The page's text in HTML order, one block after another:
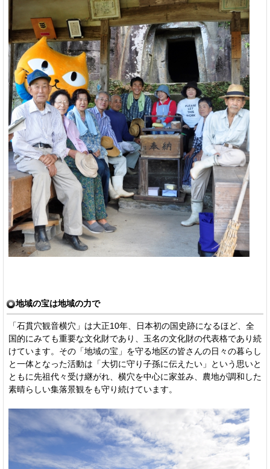
地域の宝は地域の力で
「石貫穴観音横穴」は大正10年、日本初の国史跡になるほど、全
国的にみても重要な文化財であり、玉名の文化財の代表格であり続
けています。その「地域の宝」を守る地区の皆さんの日々の暮らし
と一体となった活動は「大切に守り子孫に伝えたい」という思いと
ともに先祖代々受け継がれ、横穴を中心に家並み、農地が調和した
素晴らしい集落景観をも守り続けています。